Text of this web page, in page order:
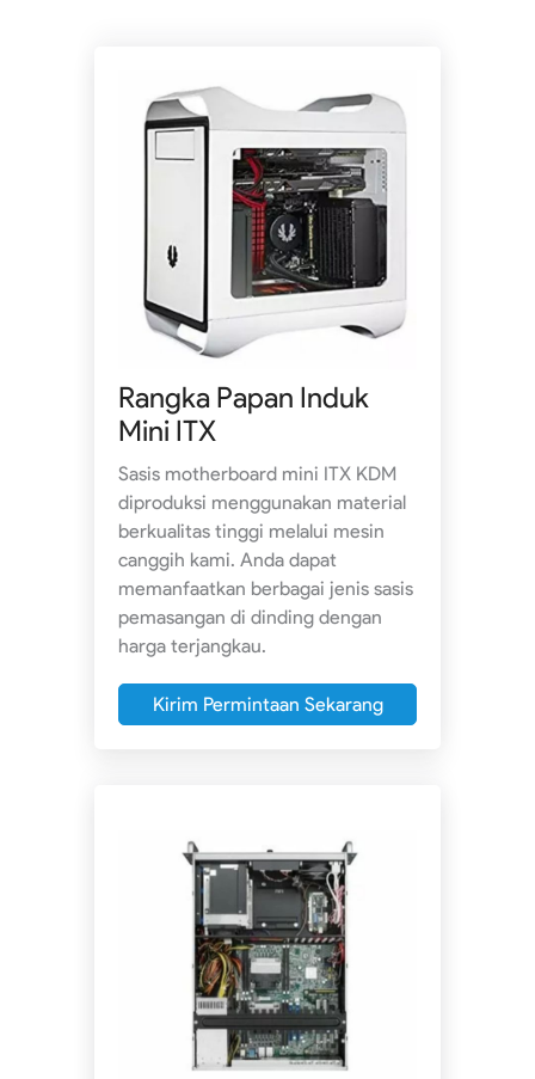
Rangka Papan Induk
Mini ITX
Sasis motherboard mini ITX KDM
diproduksi menggunakan material
berkualitas tinggi melalui mesin
canggih kami. Anda dapat
memanfaatkan berbagai jenis sasis
pemasangan di dinding dengan
harga terjangkau.
Kirim Permintaan Sekarang